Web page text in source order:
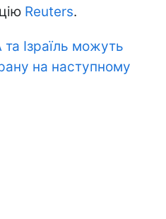
Reuters.
Ізраїль можуть
на наступному